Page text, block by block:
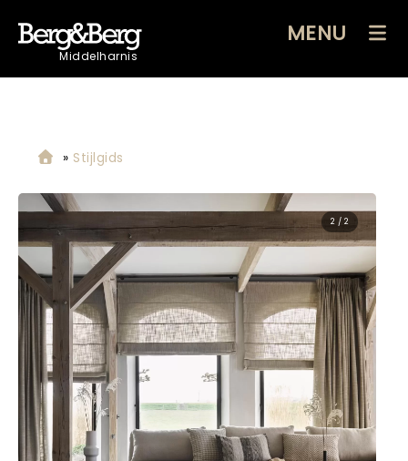
Middelharnis
MENU
» Stijlgids
2 / 2